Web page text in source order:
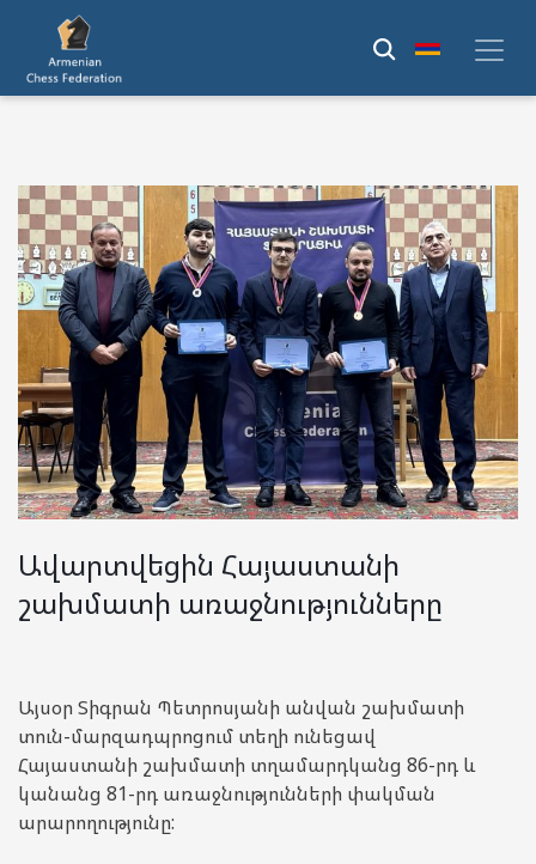
Ավարտվեցին Հայաստանի
շախմատի առաջնությունները
Այսօր Տիգրան Պետրոսյանի անվան շախմատի
տուն-մարզադպրոցում տեղի ունեցավ
Հայաստանի շախմատի տղամարդկանց 86-րդ և
կանանց 81-րդ առաջնությունների փակման
արարողությունը: